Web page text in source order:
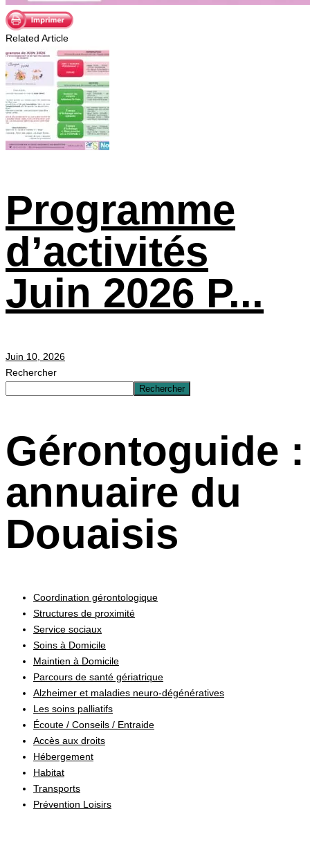
Related Article
Programme
d’activités
Juin 2026 P...
Juin 10, 2026
Rechercher
Rechercher
Gérontoguide :
annuaire du
Douaisis
Coordination gérontologique
Structures de proximité
Service sociaux
Soins à Domicile
Maintien à Domicile
Parcours de santé gériatrique
Alzheimer et maladies neuro-dégénératives
Les soins palliatifs
Écoute / Conseils / Entraide
Accès aux droits
Hébergement
Habitat
Transports
Prévention Loisirs